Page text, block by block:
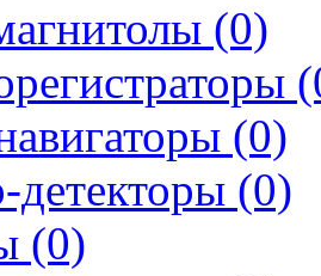
(0)
(0)
детекторы (0)
(0)